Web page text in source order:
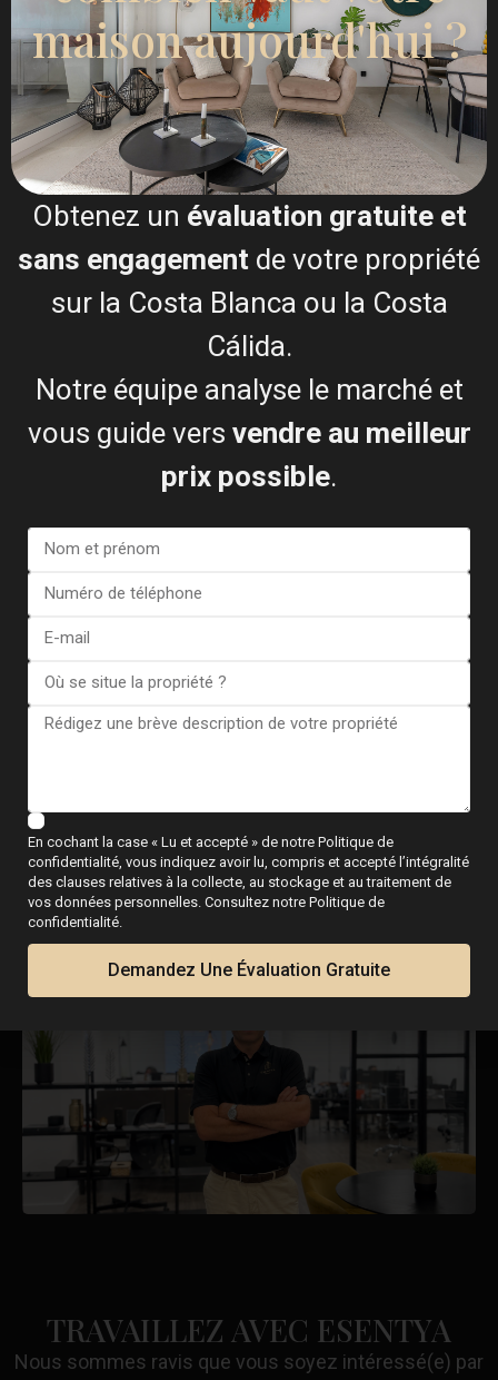
ÉCOLE ESENTYA
L'école Esentya est bien plus qu'un simple cours :
c'est un lieu d'apprentissage, de développement et
de vie communautaire.
DEVENEZ PARTENAIRE
Chez Esentya, nous œuvrons sans relâche pour
créons un environnement où chacun peut
s'épanouir et réussir.
À VENIR
TRAVAILLEZ AVEC ESENTYA
Nous sommes ravis que vous soyez intéressé(e) par
maison aujourd'hui ?
Obtenez un évaluation gratuite et
sans engagement de votre propriété
sur la Costa Blanca ou la Costa
Cálida.
Notre équipe analyse le marché et
vous guide vers vendre au meilleur
prix possible.
En cochant la case « Lu et accepté » de notre Politique de
confidentialité, vous indiquez avoir lu, compris et accepté l’intégralité
des clauses relatives à la collecte, au stockage et au traitement de
vos données personnelles. Consultez notre Politique de
confidentialité.
Demandez Une Évaluation Gratuite